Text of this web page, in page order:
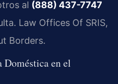
al (888) 437-7747
Law Offices Of SRIS,
Borders.
Doméstica en el